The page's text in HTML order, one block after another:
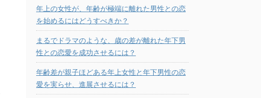
年上の女性が、年齢が極端に離れた男性との恋
を始めるにはどうすべきか？
まるでドラマのような、歳の差が離れた年下男
性との恋愛を成功させるには？
年齢差が親子ほどある年上女性と年下男性の恋
愛を実らせ、進展させるには？